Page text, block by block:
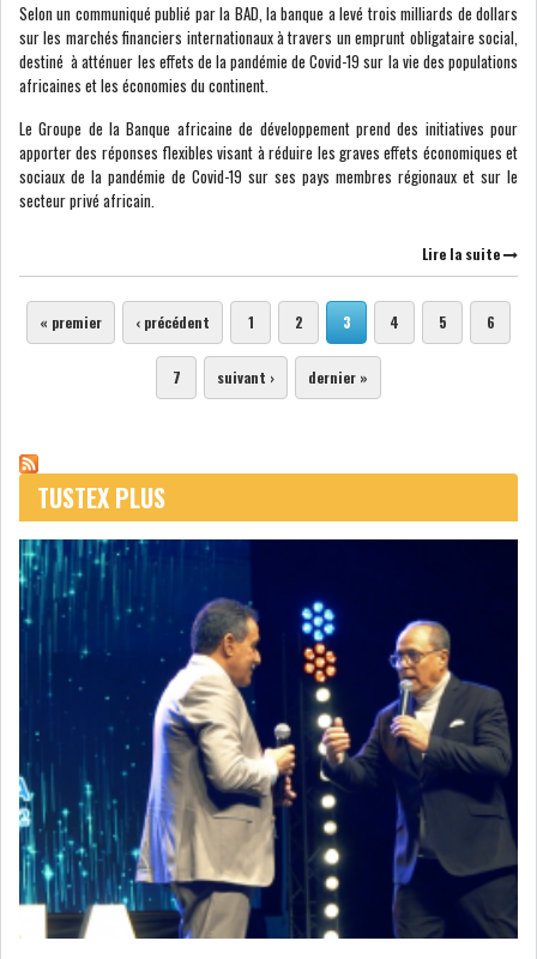
Selon un communiqué publié par la BAD, la banque a levé trois milliards de dollars
sur les marchés financiers internationaux à travers un emprunt obligataire social,
destiné à atténuer les effets de la pandémie de Covid-19 sur la vie des populations
africaines et les économies du continent.
Le Groupe de la Banque africaine de développement prend des initiatives pour
apporter des réponses flexibles visant à réduire les graves effets économiques et
sociaux de la pandémie de Covid-19 sur ses pays membres régionaux et sur le
secteur privé africain.
Lire la suite
Pages
« premier ‹ précédent 1 2 3 4 5 6
7 suivant › dernier »
TUSTEX PLUS